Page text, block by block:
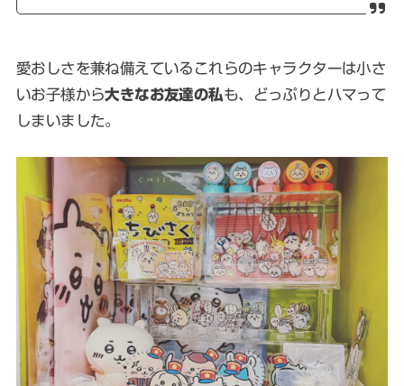
愛おしさを兼ね備えているこれらのキャラクターは小さ
いお子様から大きなお友達の私も、どっぷりとハマって
しまいました。